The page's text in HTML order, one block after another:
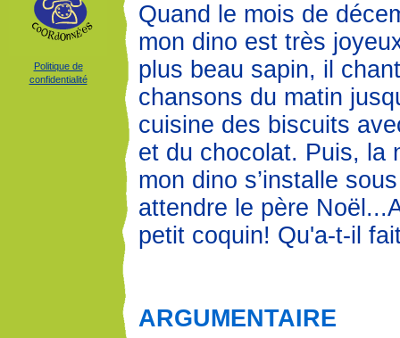
Politique de
confidentialité
Quand le mois de
mon dino est très
plus beau sapin, il
chansons du matin
cuisine des biscuits
et du chocolat. Puis, la
mon dino s’installe
attendre le père
petit coquin! Qu'a-t-il
ARGUMENTAIRE